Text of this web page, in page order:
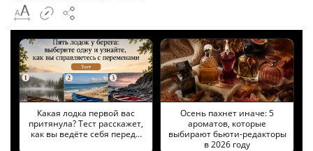
Какая лодка первой вас
притянула? Тест расскажет,
как вы ведёте себя перед…
Осень пахнет иначе: 5
ароматов, которые
выбирают бьюти-редакторы
в 2026 году